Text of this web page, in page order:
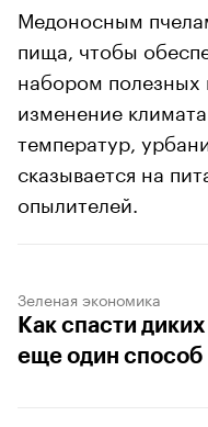
Медоносным
пища, чтобы
набором
изменение
температур,
сказывается на
опылителей.
Зеленая экономика
Как спасти
еще один способ